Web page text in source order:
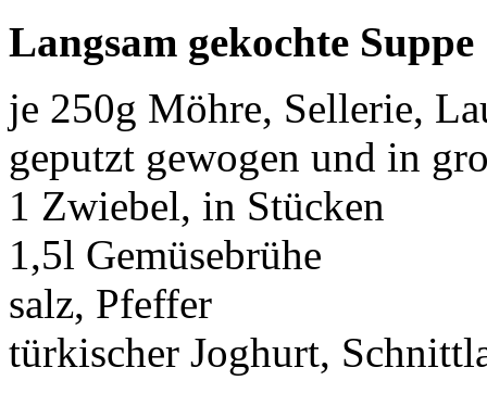
Langsam gekochte Suppe
je 250g Möhre, Sellerie,
geputzt gewogen und in
1 Zwiebel, in Stücken
1,5l Gemüsebrühe
salz, Pfeffer
türkischer Joghurt,